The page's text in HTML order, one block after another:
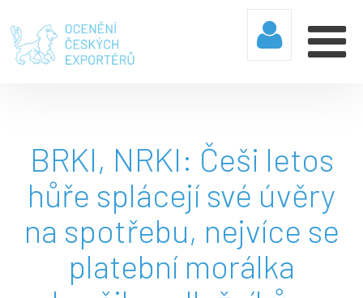
BRKI, NRKI: Češi letos
hůře splácejí své úvěry
na spotřebu, nejvíce se
platební morálka